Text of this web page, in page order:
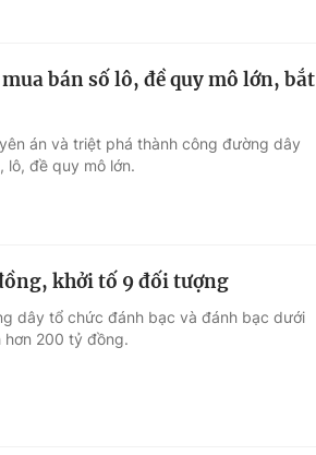
bán số lô, đề quy mô lớn, bắt
án và triệt phá thành công đường dây
đề quy mô lớn.
khởi tố 9 đối tượng
dây tổ chức đánh bạc và đánh bạc dưới
200 tỷ đồng.